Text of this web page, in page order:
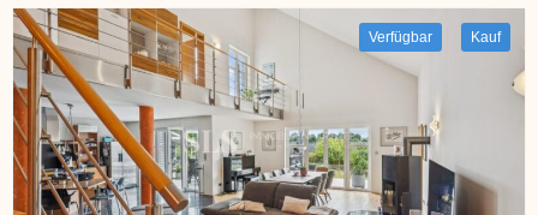
Verfügbar Kauf